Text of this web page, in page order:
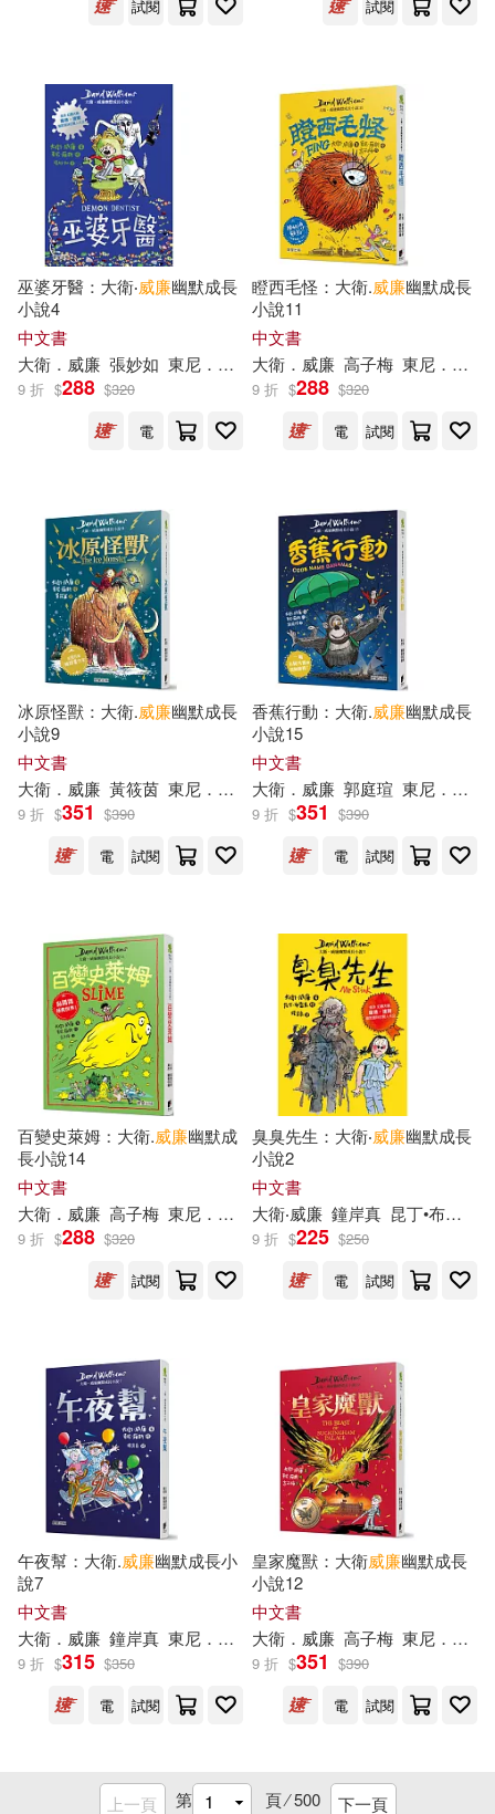
あわむら赤光(12)
ダンミル(12) 三浦ひらく(12)
中山七里(12) 五月女えむ(12)
劉富華(12)
安德魯‧克萊門斯(12)
彼得‧杜拉克(12) 御我(12)
林硯俞(12)
柊一葉、小峰のい(12)
桃城猫緒(12)
梁莉娟，張秀峰（主編）(12)
沈石溪(12) 王浩威(12)
碰碰俺爺(12) 秋山シノ(12)
繽紛外語編輯小組(12)
陳克華(12)
霍華‧菲力普‧洛夫克萊夫特(12)
高浜寛(12) （奧）茨威格(12)
（美）威廉·D.江恩(12)
（美）霍華德·羅傑·加里斯(12)
(美)希區柯克(11)
(英)維克多·阿普爾頓Ⅱ(11)
H.P洛夫克拉夫特(11)
Mo(11) Willems(11)
亨德里克．威廉．房龍(11)
人民日報出版社(57)
中國友誼出版公司(56)
中國鐵道出版社(56)
江西教育出版社(56)
長江少年兒童出版社(56)
中國華僑出版社(55)
双美生活文創(55)
明天出版社(55) 韋伯(55)
メディコス・エンタテインメント
(54)
上海書畫出版社(54)
南開大學出版社(54)
東南大學出版社(54)
民族出版社(54)
陝西師範大學出版社(54)
BR Klassik(53)
LAWO Classics(53)
アルジャーノンプロダクト(53)
心靈工坊(53) Audite(52)
SECRET MUSIC(52)
中國對外翻譯出版公司(52)
哈爾濱出版社(52) 講談社(52)
上海古籍出版社(51)
四川人民出版社(51)
試閱
試閱
巫婆牙醫：大衛‧威廉幽默成長
小說4
中文書
大衛． 威廉 張妙如 東尼．羅斯
9 折 $288 $320
電
瞪西毛怪：大衛.威廉幽默成長
小說11
中文書
大衛． 威廉 高子梅 東尼．羅斯（Tony Ross）
9 折 $288 $320
電
試閱
冰原怪獸：大衛.威廉幽默成長
小說9
中文書
大衛． 威廉 黃筱茵 東尼．羅斯
9 折 $351 $390
電
試閱
香蕉行動：大衛.威廉幽默成長
小說15
中文書
大衛． 威廉 郭庭瑄 東尼．羅斯
9 折 $351 $390
電
試閱
百變史萊姆：大衛.威廉幽默成
長小說14
中文書
大衛． 威廉 高子梅 東尼．羅斯
9 折 $288 $320
試閱
臭臭先生：大衛‧威廉幽默成長
小說2
中文書
大衛‧威廉 鐘岸真 昆丁•布雷克
9 折 $225 $250
電
試閱
午夜幫：大衛.威廉幽默成長小
說7
中文書
大衛． 威廉 鐘岸真 東尼．羅斯（Tony Ross）
9 折 $315 $350
電
試閱
皇家魔獸：大衛威廉幽默成長
小說12
中文書
大衛． 威廉 高子梅 東尼．羅斯
9 折 $351 $390
電
試閱
上一頁 第 頁 ⁄500 下一頁